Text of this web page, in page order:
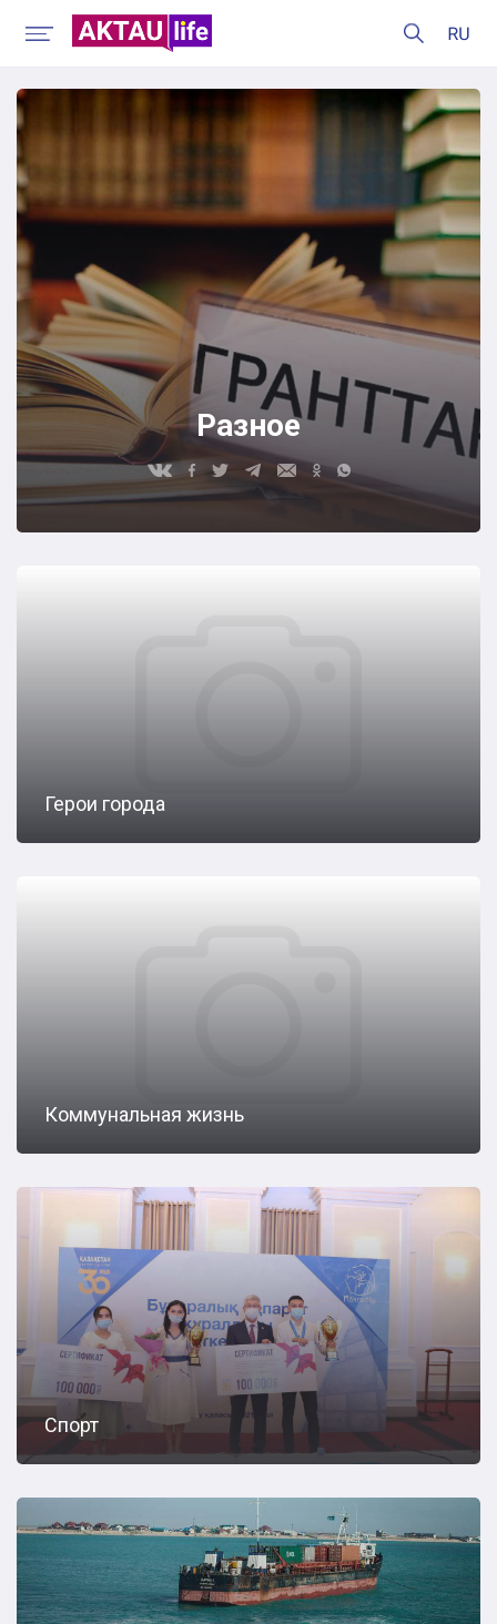
Разное
Герои города
Коммунальная жизнь
Спорт